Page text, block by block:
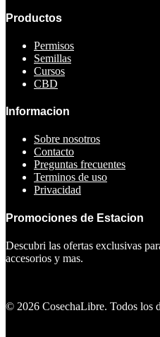
Productos
Permisos
Semillas
Cursos
CBD
Informacion
Sobre nosotros
Contacto
Preguntas frecuentes
Terminos de uso
Privacidad
Promociones de Estacion
Descubri las ofertas exclusivas
accesorios y mas.
© 2026 CosechaLibre. Todos los